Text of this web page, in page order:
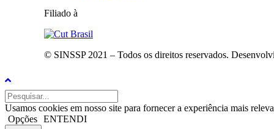
Filiado à
© SINSSP 2021 – Todos os direitos reservados.
Usamos cookies em nosso site para fornecer a experiência mais
Opções ENTENDI